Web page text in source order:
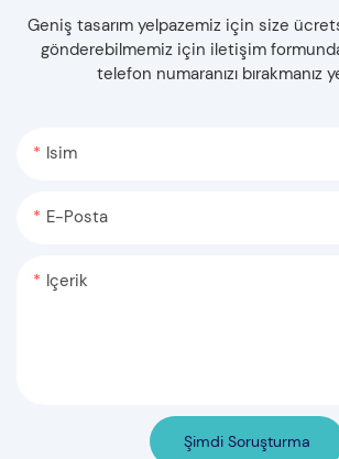
Geniş tasarım yelpazemiz için size
gönderebilmemiz için iletişim
telefon numaranızı bırakmanız
Isim
E-Posta
Içerik
Şimdi Soruşturma